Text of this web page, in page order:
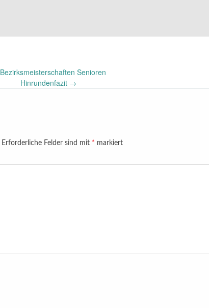
Bezirksmeisterschaften Senioren
Hinrundenfazit →
Erforderliche Felder sind mit * markiert